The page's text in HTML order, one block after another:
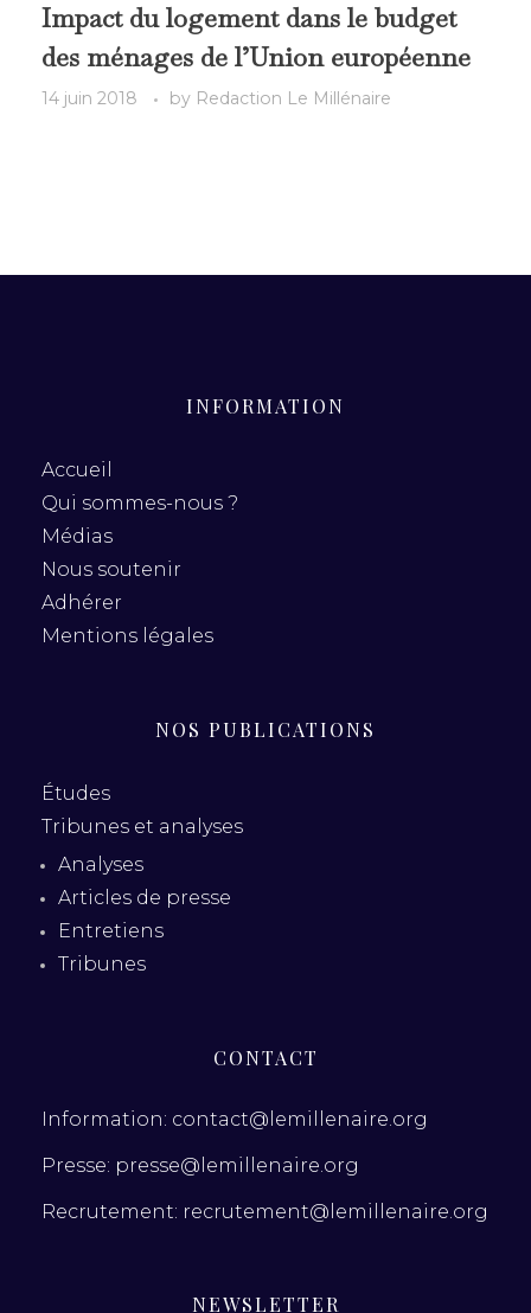
Impact du logement dans le budget
des ménages de l’Union européenne
14 juin 2018 by Redaction Le Millénaire
INFORMATION
Accueil
Qui sommes-nous ?
Médias
Nous soutenir
Adhérer
Mentions légales
NOS PUBLICATIONS
Études
Tribunes et analyses
Analyses
Articles de presse
Entretiens
Tribunes
CONTACT
Information: contact@lemillenaire.org
Presse: presse@lemillenaire.org
Recrutement: recrutement@lemillenaire.org
NEWSLETTER